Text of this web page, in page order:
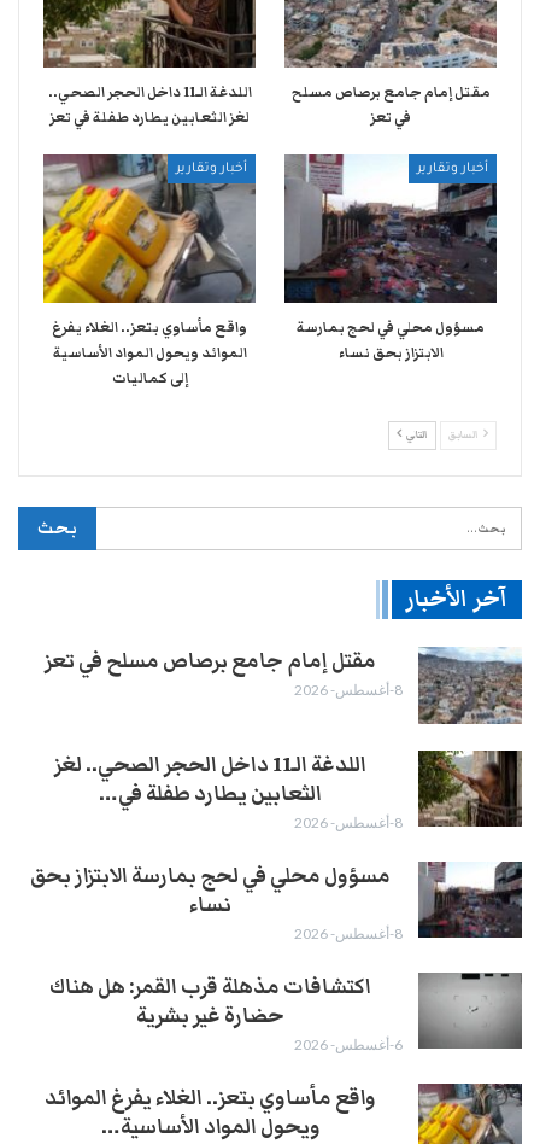
مقتل إمام جامع برصاص مسلح
في تعز
اللدغة الـ11 داخل الحجر الصحي..
لغز الثعابين يطارد طفلة في تعز
أخبار وتقارير
مسؤول محلي في لحج بمارسة
الابتزاز بحق نساء
أخبار وتقارير
واقع مأساوي بتعز.. الغلاء يفرغ
الموائد ويحول المواد الأساسية
إلى كماليات
السابق التالي
آخر الأخبار
مقتل إمام جامع برصاص مسلح في تعز
8-أغسطس- 2026
اللدغة الـ11 داخل الحجر الصحي.. لغز
الثعابين يطارد طفلة في…
8-أغسطس- 2026
مسؤول محلي في لحج بمارسة الابتزاز بحق
نساء
8-أغسطس- 2026
اكتشافات مذهلة قرب القمر: هل هناك
حضارة غير بشرية
6-أغسطس- 2026
واقع مأساوي بتعز.. الغلاء يفرغ الموائد
ويحول المواد الأساسية…